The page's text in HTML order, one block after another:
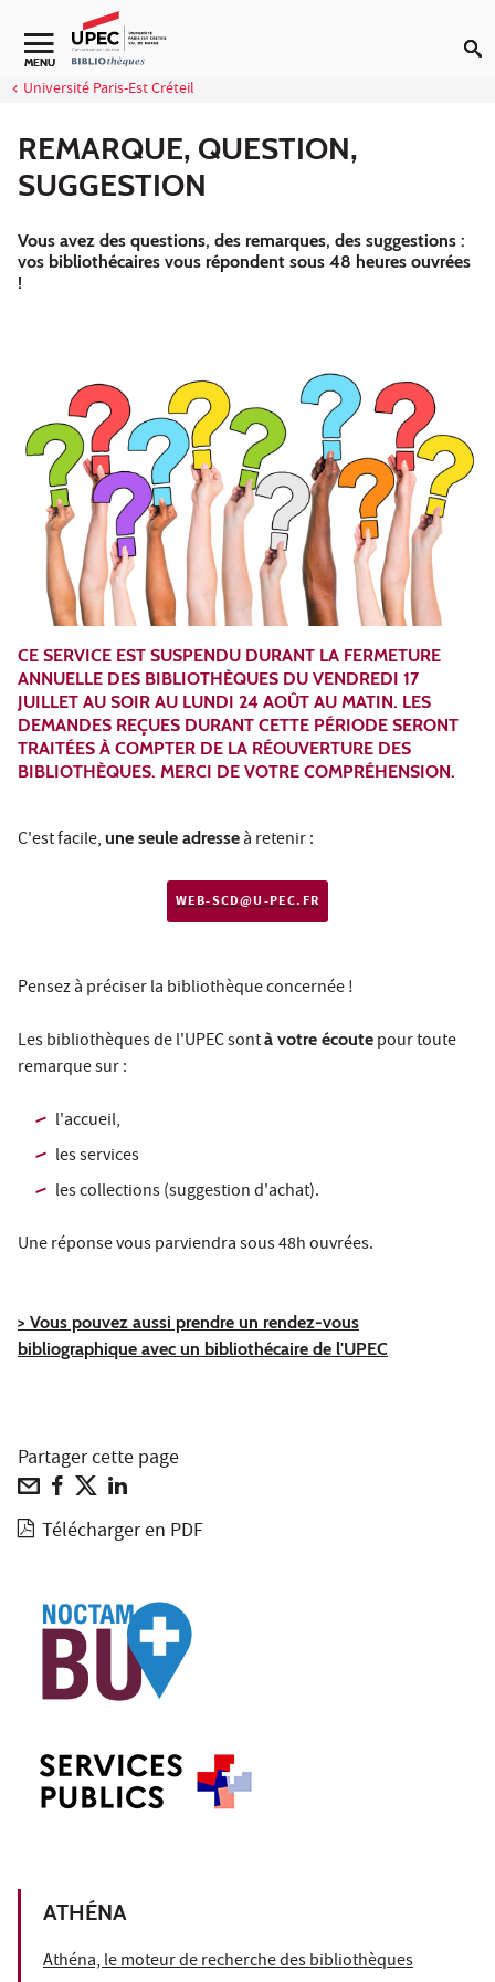
Aller au contenu
Navigation secondaire
MENU
Université Paris-Est Créteil
REMARQUE, QUESTION,
SUGGESTION
Vous avez des questions, des remarques, des suggestions :
vos bibliothécaires vous répondent sous 48 heures ouvrées
!
CE SERVICE EST SUSPENDU DURANT LA FERMETURE
ANNUELLE DES BIBLIOTHÈQUES DU VENDREDI 17
JUILLET AU SOIR AU LUNDI 24 AOÛT AU MATIN. LES
DEMANDES REÇUES DURANT CETTE PÉRIODE SERONT
TRAITÉES À COMPTER DE LA RÉOUVERTURE DES
BIBLIOTHÈQUES. MERCI DE VOTRE COMPRÉHENSION.
C'est facile, une seule adresseà retenir :
WEB-SCD@U-PEC.FR
Pensez à préciser la bibliothèque concernée !
Les bibliothèques de l'UPEC sontà votre écoute pour toute
remarque sur :
l'accueil,
les services
les collections (suggestion d'achat).
Une réponse vous parviendra sous 48h ouvrées.
> Vous pouvez aussi prendre un rendez-vous
bibliographique avec un bibliothécaire de l'UPEC
Partager cette page
Télécharger en PDF
ATHÉNA
Athéna, le moteur de recherche des bibliothèques